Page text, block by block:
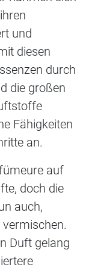
und
diesen
durch
die großen
Fähigkeiten
an.
auf
doch die
auch,
Duft gelang